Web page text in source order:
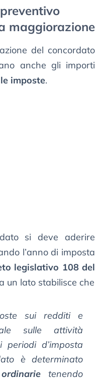
maggiorazione
del concordato
anche gli importi
imposte.
si deve aderire
l’anno di imposta
legislativo 108 del
un lato stabilisce che
sui redditi e
sulle attività
d’imposta
è determinato
tenendo